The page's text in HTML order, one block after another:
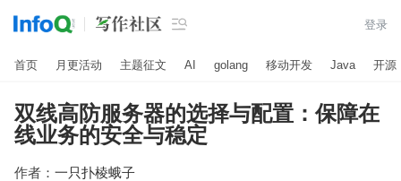
 登录
首页 月更活动 主题征文 AI golang 移动开发 Java 开源
双线高防服务器的选择与配置：保障在
线业务的安全与稳定
作者： 一只扑棱蛾子